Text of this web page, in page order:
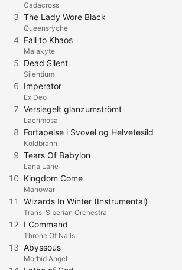
Cadacross
3 The Lady Wore Black
Queensrÿche
4 Fall to Khaos
Malakyte
5 Dead Silent
Silentium
6 Imperator
Ex Deo
7 Versiegelt glanzumströmt
Lacrimosa
8 Fortapelse i Svovel og Helvetesild
Koldbrann
9 Tears Of Babylon
Lana Lane
10 Kingdom Come
Manowar
11 Wizards In Winter (Instrumental)
Trans-Siberian Orchestra
12 I Command
Throne Of Nails
13 Abyssous
Morbid Angel